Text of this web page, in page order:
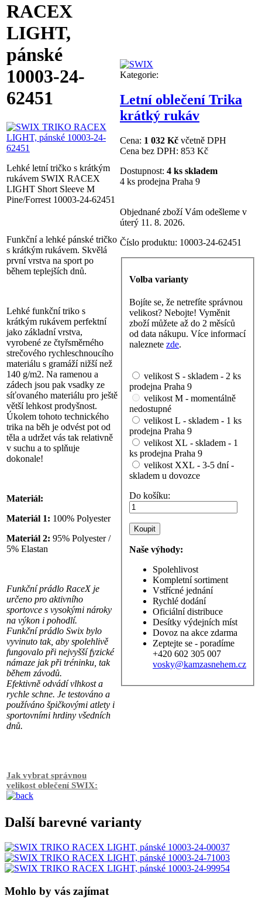
RACEX
LIGHT,
pánské
10003-24-
62451
Lehké letní tričko s krátkým
rukávem SWIX RACEX
LIGHT Short Sleeve M
Pine/Forrest 10003-24-62451
Funkční a lehké pánské tričko
s krátkým rukávem. Skvělá
první vrstva na sport po
během teplejších dnů.
Lehké funkční triko s
krátkým rukávem perfektní
jako základní vrstva,
vyrobené ze čtyřsměrného
strečového rychleschnoucího
materiálu s gramáží nižší než
140 g/m2. Na ramenou a
zádech jsou pak vsadky ze
síťovaného materiálu pro ještě
větší lehkost prodyšnost.
Úkolem tohoto technického
trika na běh je odvést pot od
těla a udržet vás tak relativně
v suchu a to splňuje
dokonale!
Materiál:
Materiál 1: 100% Polyester
Materiál 2: 95% Polyester /
5% Elastan
Funkční prádlo RaceX je
určeno pro aktivního
sportovce s vysokými nároky
na výkon i pohodlí.
Funkční prádlo Swix bylo
vyvinuto tak, aby spolehlivě
fungovalo při nejvyšší fyzické
námaze jak při tréninku, tak
během závodů.
Efektivně odvádí vlhkost a
rychle schne. Je testováno a
používáno špičkovými atlety i
sportovními hrdiny všedních
dnů.
Jak vybrat správnou
velikost oblečení SWIX:
Kategorie:
Letní oblečení Trika
krátký rukáv
Cena: 1 032 Kč včetně DPH
Cena bez DPH: 853 Kč
Dostupnost: 4 ks skladem
4 ks prodejna Praha 9
Objednané zboží Vám odešleme v
úterý 11. 8. 2026.
Číslo produktu: 10003-24-62451
Volba varianty
Bojíte se, že netrefíte správnou
velikost? Nebojte! Vyměnit
zboží můžete až do 2 měsíců
od data nákupu. Více informací
naleznete zde.
velikost S - skladem - 2 ks
prodejna Praha 9
velikost M - momentálně
nedostupné
velikost L - skladem - 1 ks
prodejna Praha 9
velikost XL - skladem - 1
ks prodejna Praha 9
velikost XXL - 3-5 dní -
skladem u dovozce
Do košíku:
Naše výhody:
Spolehlivost
Kompletní sortiment
Vstřícné jednání
Rychlé dodání
Oficiální distribuce
Desítky výdejních míst
Dovoz na akce zdarma
Zeptejte se - poradíme
+420 602 305 007
vosky@kamzasnehem.cz
Další barevné varianty
Mohlo by vás zajímat